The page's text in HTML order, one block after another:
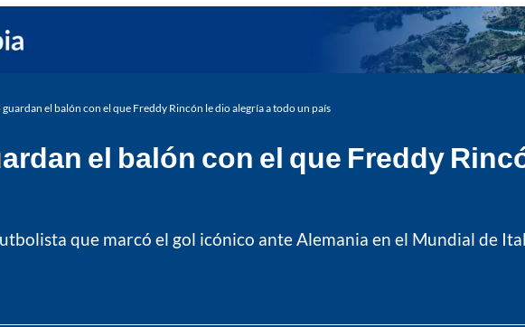
guardan el balón con el que Freddy Rincón le dio alegría a todo un país
el balón con el que Freddy
que marcó el gol icónico ante Alemania en el Mundial de